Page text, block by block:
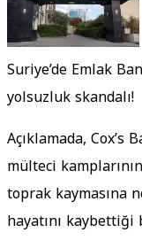
Suriye’de Emlak
yolsuzluk skandalı!
Açıklamada, Cox’s
mülteci
toprak kaymasına
hayatını